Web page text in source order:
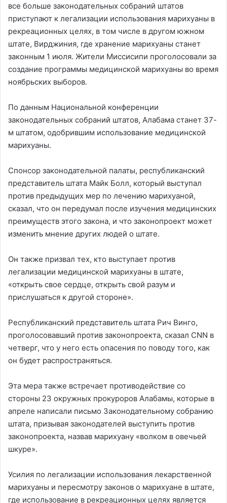
все больше законодательных собраний штатов
приступают к легализации использования марихуаны в
рекреационных целях, в том числе в другом южном
штате, Вирджиния, где хранение марихуаны станет
законным 1 июля. Жители Миссисипи проголосовали за
создание программы медицинской марихуаны во время
ноябрьских выборов.
По данным Национальной конференции
законодательных собраний штатов, Алабама станет 37-
м штатом, одобрившим использование медицинской
марихуаны.
Спонсор законодательной палаты, республиканский
представитель штата Майк Болл, который выступал
против предыдущих мер по лечению марихуаной,
сказал, что он передумал после изучения медицинских
преимуществ этого закона, и что законопроект может
изменить мнение других людей о штате.
Он также призвал тех, кто выступает против
легализации медицинской марихуаны в штате,
«открыть свое сердце, открыть свой разум и
прислушаться к другой стороне».
Республиканский представитель штата Рич Винго,
проголосовавший против законопроекта, сказал CNN в
четверг, что у него есть опасения по поводу того, как
он будет распространяться.
Эта мера также встречает противодействие со
стороны 23 окружных прокуроров Алабамы, которые в
апреле написали письмо Законодательному собранию
штата, призывая законодателей выступить против
законопроекта, назвав марихуану «волком в овечьей
шкуре».
Усилия по легализации использования лекарственной
марихуаны и пересмотру законов о марихуане в штате,
где использование в рекреационных целях является